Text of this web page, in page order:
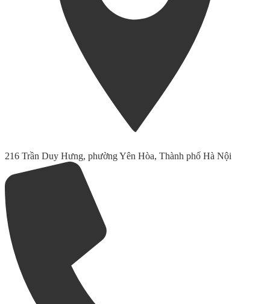
216 Trần Duy Hưng, phường Yên Hòa, Thành phố Hà Nội